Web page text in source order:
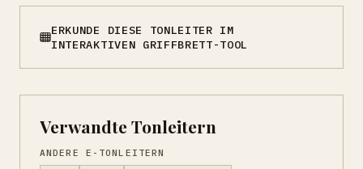
ERKUNDE DIESE TONLEITER IM
INTERAKTIVEN GRIFFBRETT-TOOL
Verwandte Tonleitern
ANDERE E-TONLEITERN